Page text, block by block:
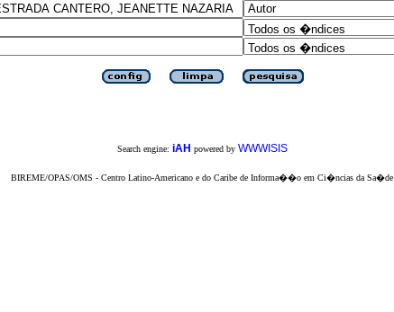
Search engine: iAH powered by WWWISIS
BIREME/OPAS/OMS - Centro Latino-Americano e do Caribe de Informa��o em Ci�ncias da Sa�de